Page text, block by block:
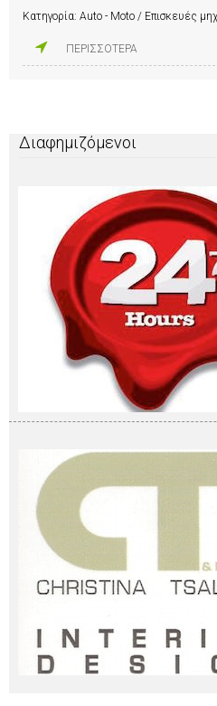
Κατηγορία: Auto - Moto / Επισκευές
ΠΕΡΙΣΣΟΤΕΡΑ
Διαφημιζόμενοι